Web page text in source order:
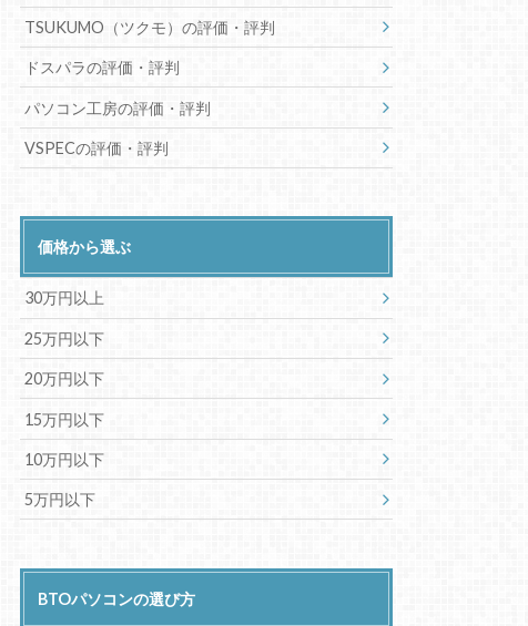
TSUKUMO（ツクモ）の評価・評判
ドスパラの評価・評判
パソコン工房の評価・評判
VSPECの評価・評判
価格から選ぶ
30万円以上
25万円以下
20万円以下
15万円以下
10万円以下
5万円以下
BTOパソコンの選び方